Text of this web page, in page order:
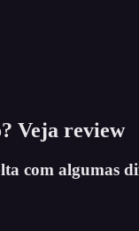
Veja review
algumas